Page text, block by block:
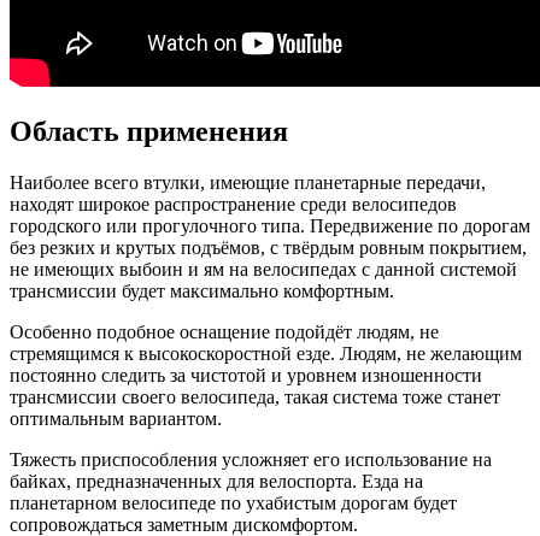
Область применения
Наиболее всего втулки, имеющие планетарные передачи,
находят широкое распространение среди велосипедов
городского или прогулочного типа. Передвижение по дорогам
без резких и крутых подъёмов, с твёрдым ровным покрытием,
не имеющих выбоин и ям на велосипедах с данной системой
трансмиссии будет максимально комфортным.
Особенно подобное оснащение подойдёт людям, не
стремящимся к высокоскоростной езде. Людям, не желающим
постоянно следить за чистотой и уровнем изношенности
трансмиссии своего велосипеда, такая система тоже станет
оптимальным вариантом.
Тяжесть приспособления усложняет его использование на
байках, предназначенных для велоспорта. Езда на
планетарном велосипеде по ухабистым дорогам будет
сопровождаться заметным дискомфортом.